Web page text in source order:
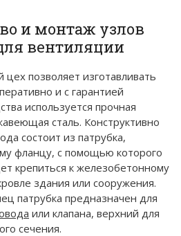
и монтаж узлов
вентиляции
позволяет изготавливать
и с гарантией
используется прочная
сталь. Конструктивно
состоит из патрубка,
фланцу, с помощью которого
крепиться к железобетонному
здания или сооружения.
патрубка предназначен для
или клапана, верхний для
сечения.